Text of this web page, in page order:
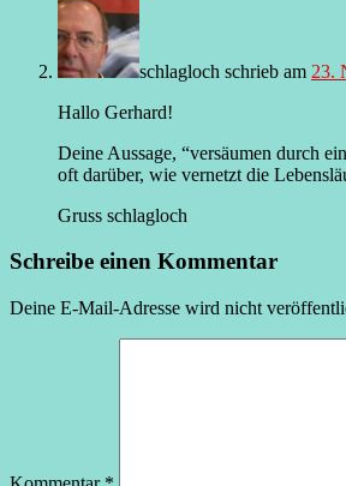
schlagloch schrieb am 23.
Hallo Gerhard!
Deine Aussage, “versäumen durch
oft darüber, wie vernetzt die
Gruss schlagloch
Schreibe einen Kommentar
Deine E-Mail-Adresse wird nicht